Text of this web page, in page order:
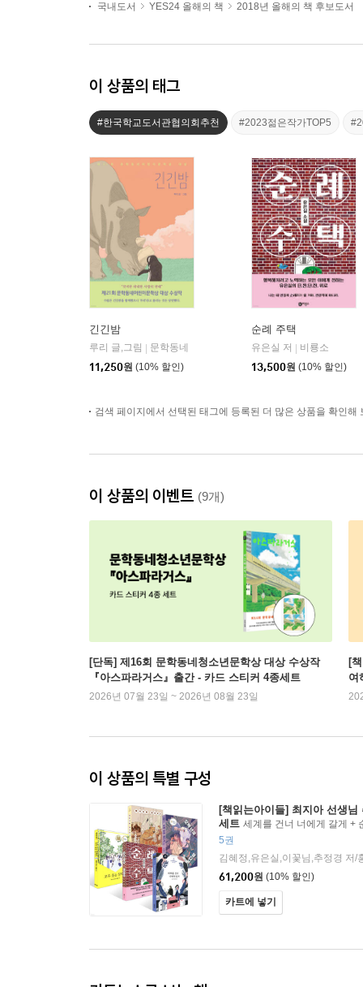
국내도서
YES24 올해의 책 2018년 올해의 책 후보도서
이 상품의 태그
#한국학교도서관협의회추천 #2023젊은작가TOP5
긴긴밤
루리 글,그림
문학동네
11,250원 (10% 할인)
순례 주택
유은실 저
비룡소
13,500원 (10% 할인)
검색 페이지에서 선택된 태그에 등록된 더 많은 상품을 확인해
이 상품의 이벤트 (9개)
[단독] 제16회 문학동네청소년문학상 대상 수상작
『아스파라거스』출간 - 카드 스티커 4종세트
2026년 07월 23일 ~ 2026년 08월 23일
[
여
이 상품의 특별 구성
[책읽는아이들] 최지아 선생님
세트 세계를 건너 너에게 갈게 +
는 장례식 + 오백 년째 열다섯 1
5권
61,200원 (10% 할인)
카트에 넣기